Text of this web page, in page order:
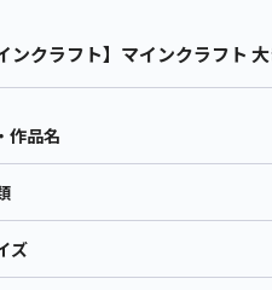
インクラフト】マインクラフト
作品名
ズ